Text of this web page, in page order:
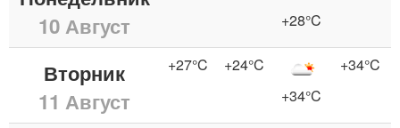
10 Август
+28°C
Вторник
11 Август
+27°C
+24°C
+34°C
+34°C